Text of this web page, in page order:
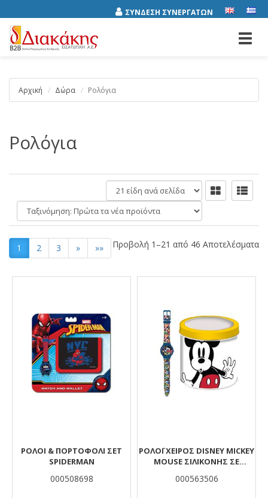
ΣΥΝΔΕΣΗ ΣΥΝΕΡΓΑΤΩΝ
Αρχική Δώρα Ρολόγια
Ρολόγια
είδη
ανά
σελίδα
Ταξινόμηση:
1 2 3 » »» Προβολή 1–21 από 46 Αποτελέσματα
Αποτελέσματα
ΡΟΛΟΙ & ΠΟΡΤΟΦΟΛΙ ΣΕΤ
SPIDERMAN
000508698
ΡΟΛΌΙ ΧΕΙΡΌΣ DISNEY MICKEY
MOUSE ΣΙΛΙΚΌΝΗΣ ΣΕ
000563506